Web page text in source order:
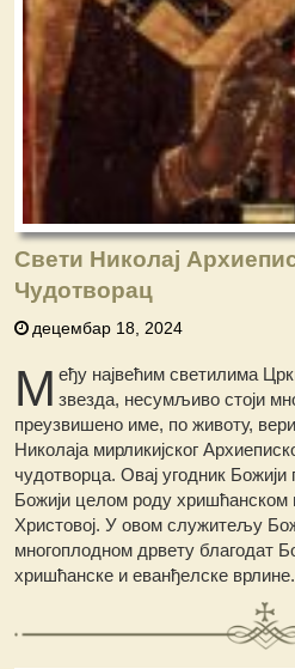
Свети Николај
Чудотворац
децембар 18, 2024
М еђу највећим светилима
звезда, несумљиво стоји
преузвишено име, по животу,
Николаја мирликијског
чудотворца. Овај угодник
Божији целом роду хришћанском
Христовој. У овом служитељу
многоплодном дрвету благодат
хришћанске и еванђелске врлине.